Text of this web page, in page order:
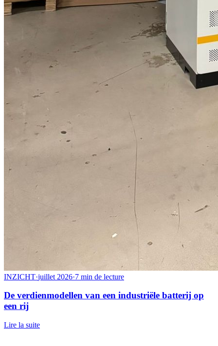
INZICHT·juillet 2026·7 min de lecture
De verdienmodellen van een industriële batterij op
een rij
Lire la suite